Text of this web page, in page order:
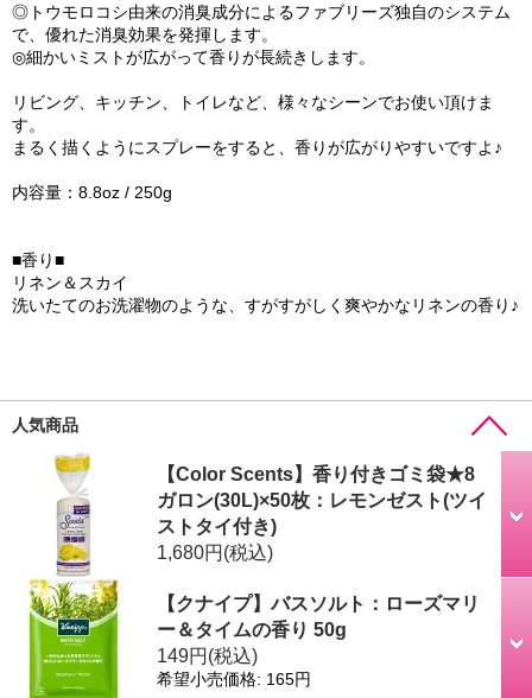
◎トウモロコシ由来の消臭成分によるファブリーズ独自のシステム
で、優れた消臭効果を発揮します。
◎細かいミストが広がって香りが長続きします。
リビング、キッチン、トイレなど、様々なシーンでお使い頂けま
す。
まるく描くようにスプレーをすると、香りが広がりやすいですよ♪
内容量：8.8oz / 250g
■香り■
リネン＆スカイ
洗いたてのお洗濯物のような、すがすがしく爽やかなリネンの香り♪
人気商品
【Color Scents】香り付きゴミ袋★8
ガロン(30L)×50枚：レモンゼスト(ツイ
ストタイ付き)
1,680円(税込)
【クナイプ】バスソルト：ローズマリ
ー＆タイムの香り 50g
149円(税込)
希望小売価格: 165円